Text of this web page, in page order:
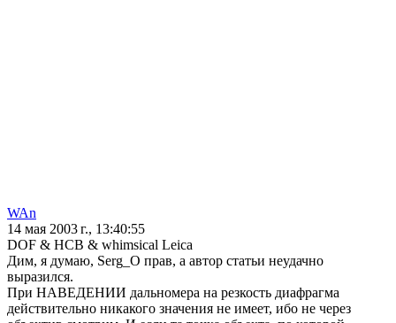
WAn
14 мая 2003 г., 13:40:55
DOF & HCB & whimsical Leica
Дим, я думаю, Serg_O прав, а автор статьи неудачно
выразился.
При НАВЕДЕНИИ дальномера на резкость диафрагма
действительно никакого значения не имеет, ибо не через